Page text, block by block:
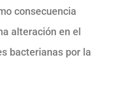
consecuencia
alteración en el
bacterianas por la